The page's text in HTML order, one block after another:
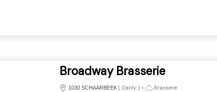
Broadway Brasserie
1030 SCHAARBEEK ( Dailly) • Brasserie